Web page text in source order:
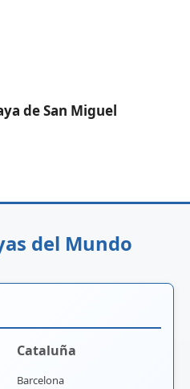
de San Miguel
del Mundo
Cataluña
Barcelona